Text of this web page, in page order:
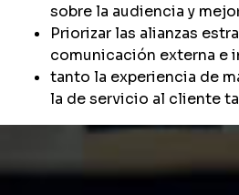
sobre la audiencia y
Priorizar las alianzas
comunicación externa e
tanto la experiencia de
la de servicio al cliente